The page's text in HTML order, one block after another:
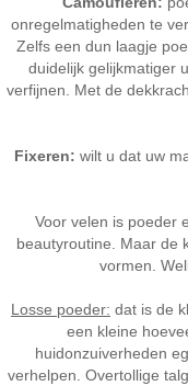
onregelmatigheden te
Zelfs een dun laagje
duidelijk gelijkmatiger
verfijnen. Met de
Fixeren: wilt u dat uw
Voor velen is poeder
beautyroutine. Maar de
vormen.
Losse poeder: dat is de
een kleine
huidonzuiverheden
verhelpen. Overtollige